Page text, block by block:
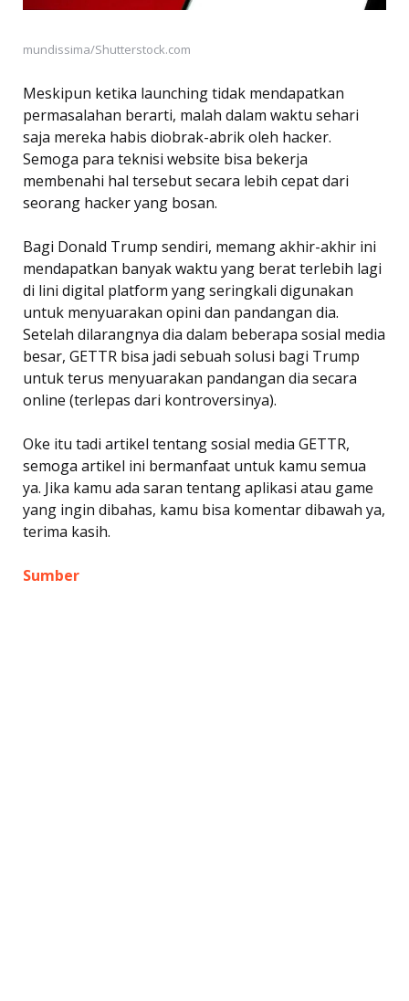
mundissima/Shutterstock.com
Meskipun ketika launching tidak mendapatkan
permasalahan berarti, malah dalam waktu sehari
saja mereka habis diobrak-abrik oleh hacker.
Semoga para teknisi website bisa bekerja
membenahi hal tersebut secara lebih cepat dari
seorang hacker yang bosan.
Bagi Donald Trump sendiri, memang akhir-akhir ini
mendapatkan banyak waktu yang berat terlebih lagi
di lini digital platform yang seringkali digunakan
untuk menyuarakan opini dan pandangan dia.
Setelah dilarangnya dia dalam beberapa sosial media
besar, GETTR bisa jadi sebuah solusi bagi Trump
untuk terus menyuarakan pandangan dia secara
online (terlepas dari kontroversinya).
Oke itu tadi artikel tentang sosial media GETTR,
semoga artikel ini bermanfaat untuk kamu semua
ya. Jika kamu ada saran tentang aplikasi atau game
yang ingin dibahas, kamu bisa komentar dibawah ya,
terima kasih.
Sumber